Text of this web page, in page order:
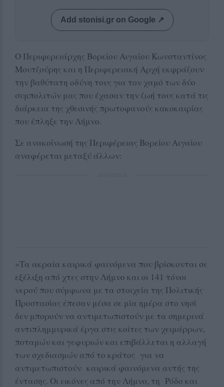
Add stonisi.gr on Google ↗
Ο Περιφερειάρχης Βορείου Αιγαίου Κωνσταντίνος
Μουτζούρης και η Περιφερειακή Αρχή εκφράζουν
την βαθύτατη οδύνη τους για τον χαμό των δύο
συμπολιτών μας που έχασαν την ζωή τους κατά τις
διάρκεια της χθεσινής πρωτοφανούς κακοκαιρίας
που έπληξε την Λήμνο.
Σε ανακοίνωσή της Περιφέρειας Βορείου Αιγαίου
αναφέρεται μεταξύ άλλων:
«Τα ακραία καιρικά φαινόμενα που βρίσκονται σε
εξέλιξη από χτες στην Λήμνο και οι 141 τόνοι
νερού που σύμφωνα με τα στοιχεία της Πολιτικής
Προστασίας έπεσαν μέσα σε μία ημέρα στο νησί
δεν μπορούν να αντιμετωπιστούν με τα σημερινά
αντιπλημμυρικά έργα στις κοίτες των χειμάρρων,
ποταμών και γεφυριών και επιβάλλεται η αλλαγή
των σχεδιασμών από το κράτος για να
αντιμετωπιστούν καιρικά φαινόμενα αυτής της
έντασης. Οι εικόνες από την Λήμνο, τη Ρόδο και